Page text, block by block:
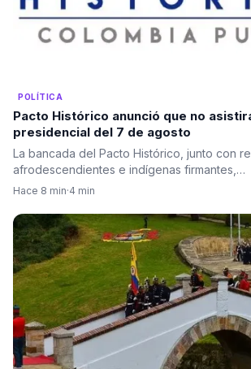
POLÍTICA
Pacto Histórico anunció que no
presidencial del 7 de agosto
La bancada del Pacto Histórico, junto con
afrodescendientes e indígenas firmantes,…
Hace 8 min·4 min